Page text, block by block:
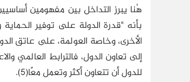
بأنه "قدرة الدولة على توفير الحماية
الأخرى، وخاصة العولمة، على عاتق
إلى تعاون الدول، فالترابط العالمي
للدول أن تتعاون أكثر وتعمل معًا(5).